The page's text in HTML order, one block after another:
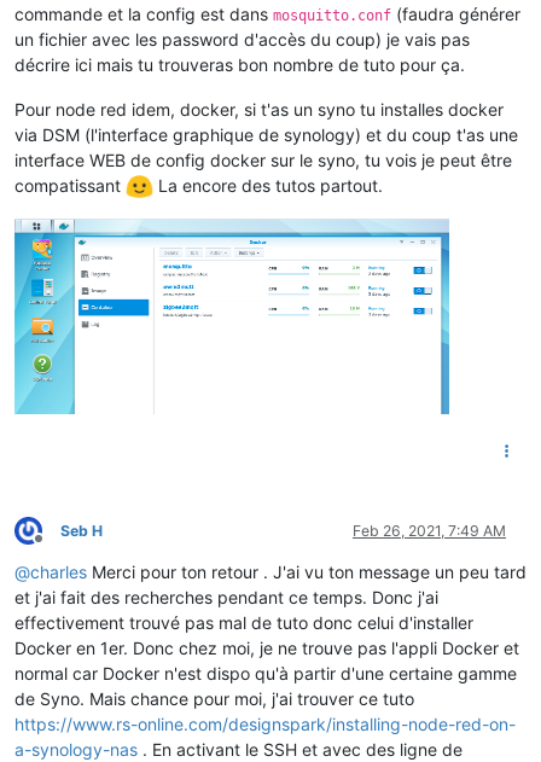
commande et la config est dans mosquitto.conf (faudra générer
un fichier avec les password d'accès du coup) je vais pas
décrire ici mais tu trouveras bon nombre de tuto pour ça.
Pour node red idem, docker, si t'as un syno tu installes docker
via DSM (l'interface graphique de synology) et du coup t'as une
interface WEB de config docker sur le syno, tu vois je peut être
compatissant
La encore des tutos partout.
Offline
Seb H Feb 26, 2021, 7:49 AM
@charles Merci pour ton retour . J'ai vu ton message un peu tard
et j'ai fait des recherches pendant ce temps. Donc j'ai
effectivement trouvé pas mal de tuto donc celui d'installer
Docker en 1er. Donc chez moi, je ne trouve pas l'appli Docker et
normal car Docker n'est dispo qu'à partir d'une certaine gamme
de Syno. Mais chance pour moi, j'ai trouver ce tuto
https://www.rs-online.com/designspark/installing-node-red-on-
a-synology-nas . En activant le SSH et avec des ligne de